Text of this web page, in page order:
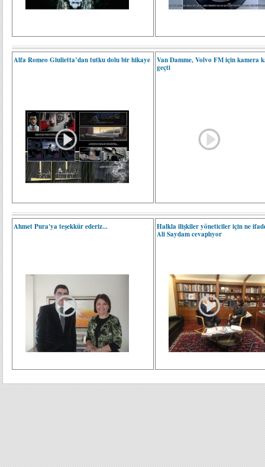
Alfa Romeo Giulietta’dan tutku dolu bir hikaye
Van Damme, Volvo FM için kamera
geçti
Ahmet Pura'ya teşekkür ederiz...
Halkla ilişkiler yöneticiler için ne
Ali Saydam cevaplıyor